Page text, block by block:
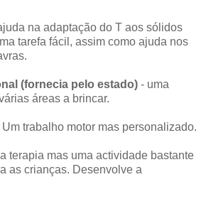
na adaptação do T aos sólidos
tarefa fácil, assim como ajuda nos
(fornecia pelo estado) - uma
áreas a brincar.
Um trabalho motor mas personalizado.
terapia mas uma actividade bastante
as crianças. Desenvolve a